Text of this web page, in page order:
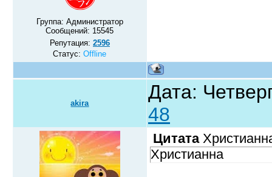
Группа: Администратор
Сообщений: 15545
Репутация: 2596
Статус:Offline
akira
Дата:
48
Цитата
Христианна